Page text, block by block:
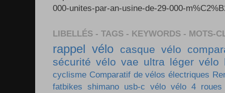
000-unites-par-an-usine-de-29-000-
LIBELLÉS - TAGS - KEYWORDS - MOTS-
rappel vélo casque vélo
sécurité vélo vae ultra léger vélo
cyclisme Comparatif de vélos électriques
fatbikes shimano usb-c vélo vélo 4 roues